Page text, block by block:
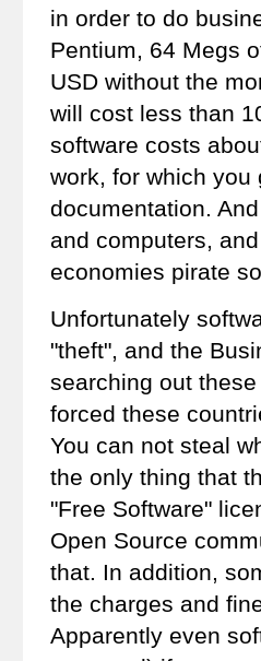
in order to do
Pentium, 64 Megs
USD without the
will cost less than
software costs
work, for which you
documentation.
and computers,
economies pirate
Unfortunately
"theft", and the
searching out
forced these
You can not steal
the only thing that
"Free Software"
Open Source
that. In addition,
the charges and
Apparently even